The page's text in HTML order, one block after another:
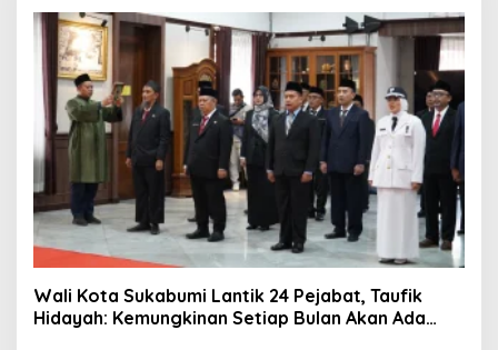
Wali Kota Sukabumi Lantik 24 Pejabat, Taufik
Hidayah: Kemungkinan Setiap Bulan Akan Ada